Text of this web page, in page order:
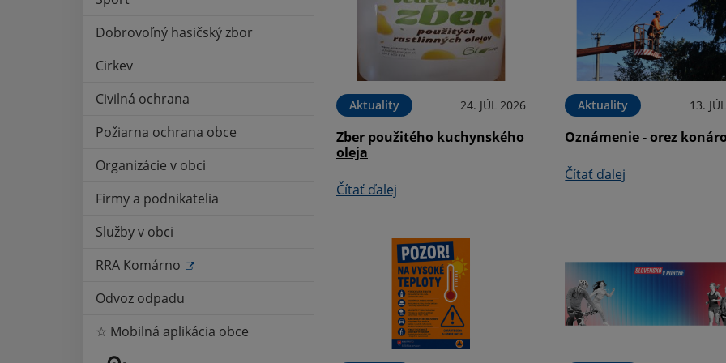
Dobrovoľný hasičský zbor
Cirkev
Civilná ochrana
Požiarna ochrana obce
Organizácie v obci
Firmy a podnikatelia
Služby v obci
RRA Komárno
Odvoz odpadu
☆ Mobilná aplikácia obce
informácie o zlatom žltnutí
Aktuality 24. JÚL 2026
Zber použitého kuchynského
oleja
Čítať ďalej
Aktuality 13.
Oznámenie - orez
Čítať ďalej